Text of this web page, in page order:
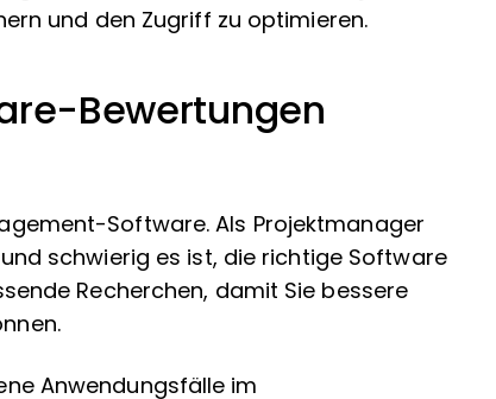
und den Zugriff zu optimieren.
Bewertungen
Software. Als Projektmanager
schwierig es ist, die richtige Software
Recherchen, damit Sie bessere
Anwendungsfälle im